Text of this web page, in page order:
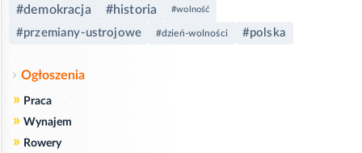
#demokracja #historia #wolność
#przemiany-ustrojowe #dzień-wolności #polska
Ogłoszenia
» Praca
» Wynajem
» Rowery